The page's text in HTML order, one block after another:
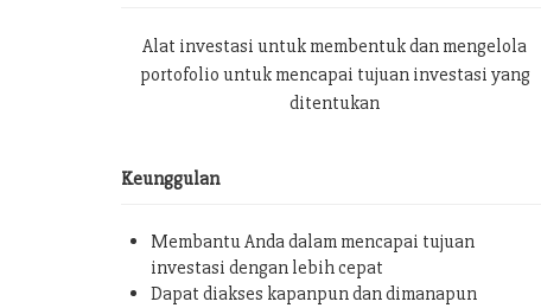
Alat investasi untuk membentuk dan mengelola
portofolio untuk mencapai tujuan investasi yang
ditentukan
Keunggulan
Membantu Anda dalam mencapai tujuan
investasi dengan lebih cepat
Dapat diakses kapanpun dan dimanapun